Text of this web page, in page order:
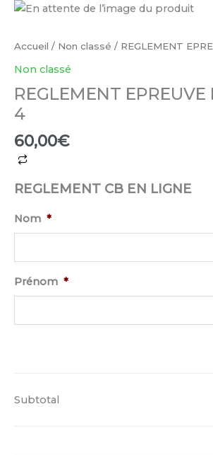
Aller
contenu
Accueil / Non classé / REGLEMENT
Non classé
REGLEMENT EPREUVE
4
60,00€
REGLEMENT CB EN LIGNE
Nom *
Prénom *
Subtotal
quantité
REGLEMENT
EPREUVE
4